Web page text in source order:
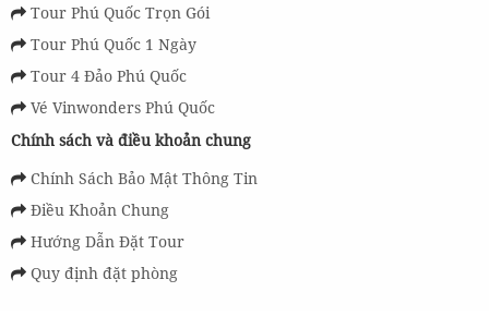
Tour Phú Quốc Trọn Gói
Tour Phú Quốc 1 Ngày
Tour 4 Đảo Phú Quốc
Vé Vinwonders Phú Quốc
Chính sách và điều khoản chung
Chính Sách Bảo Mật Thông Tin
Điều Khoản Chung
Hướng Dẫn Đặt Tour
Quy định đặt phòng